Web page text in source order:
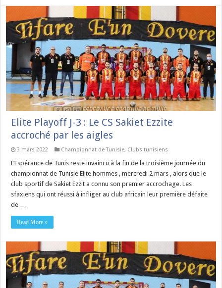
Elite Playoff J-3 : Le CS Sakiet Ezzite
accroché par les aigles
3 mars 2022 Championnat de Tunisie, Clubs tunisiens
L’Espérance de Tunis reste invaincu à la fin de la troisième journée du
championnat de Tunisie Elite hommes , mercredi 2 mars , alors que le
club sportif de Sakiet Ezzit a connu son premier accrochage. Les
sfaxiens qui ont réussi à infliger au club africain leur première défaite
de …
Read More »